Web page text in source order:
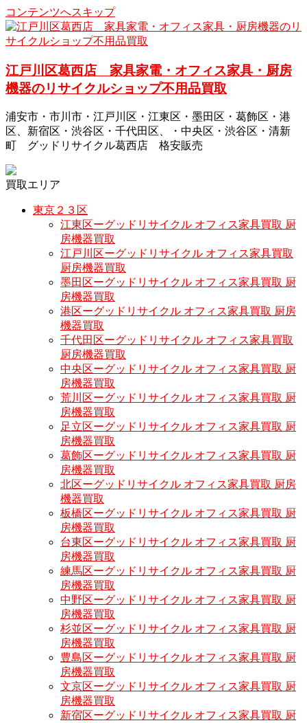
コンテンツへスキップ
江戸川区葛西店 家具家電・オフィス家具・厨房
機器のリサイクルショップ不用品買取
浦安市・市川市・江戸川区・江東区・墨田区・葛飾区・港
区、新宿区・渋谷区・千代田区、・中央区・渋谷区・清新
町 グッドリサイクル葛西店 格安販売
買取エリア
東京２３区
江東区ーグッドリサイクル オフィス家具買取 厨
房機器買取
江戸川区ーグッドリサイクル オフィス家具買取
厨房機器買取
墨田区ーグッドリサイクル オフィス家具買取 厨
房機器買取
港区ーグッドリサイクル オフィス家具買取 厨房
機器買取
千代田区ーグッドリサイクル オフィス家具買取
厨房機器買取
中央区ーグッドリサイクル オフィス家具買取 厨
房機器買取
荒川区ーグッドリサイクル オフィス家具買取 厨
房機器買取
足立区ーグッドリサイクル オフィス家具買取 厨
房機器買取
葛飾区ーグッドリサイクル オフィス家具買取 厨
房機器買取
北区ーグッドリサイクル オフィス家具買取 厨房
機器買取
板橋区ーグッドリサイクル オフィス家具買取 厨
房機器買取
台東区ーグッドリサイクル オフィス家具買取 厨
房機器買取
練馬区ーグッドリサイクル オフィス家具買取 厨
房機器買取
中野区ーグッドリサイクル オフィス家具買取 厨
房機器買取
杉並区ーグッドリサイクル オフィス家具買取 厨
房機器買取
豊島区ーグッドリサイクル オフィス家具買取 厨
房機器買取
文京区ーグッドリサイクル オフィス家具買取 厨
房機器買取
新宿区ーグッドリサイクル オフィス家具買取 厨